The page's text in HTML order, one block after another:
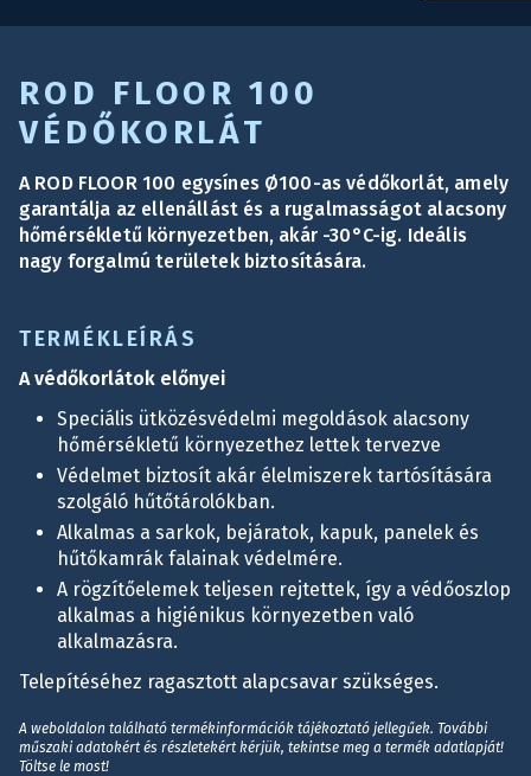
ROD FLOOR 100
VÉDŐKORLÁT
A ROD FLOOR 100 egysínes Ø100-as védőkorlát, amely
garantálja az ellenállást és a rugalmasságot alacsony
hőmérsékletű környezetben, akár -30°C-ig. Ideális
nagy forgalmú területek biztosítására.
TERMÉKLEÍRÁS
A védőkorlátok előnyei
Speciális ütközésvédelmi megoldások alacsony
hőmérsékletű környezethez lettek tervezve
Védelmet biztosít akár élelmiszerek tartósítására
szolgáló hűtőtárolókban.
Alkalmas a sarkok, bejáratok, kapuk, panelek és
hűtőkamrák falainak védelmére.
A rögzítőelemek teljesen rejtettek, így a védőoszlop
alkalmas a higiénikus környezetben való
alkalmazásra.
Telepítéséhez ragasztott alapcsavar szükséges.
A weboldalon található termékinformációk tájékoztató jellegűek. További
műszaki adatokért és részletekért kérjük, tekintse meg a termék adatlapját!
Töltse le most!